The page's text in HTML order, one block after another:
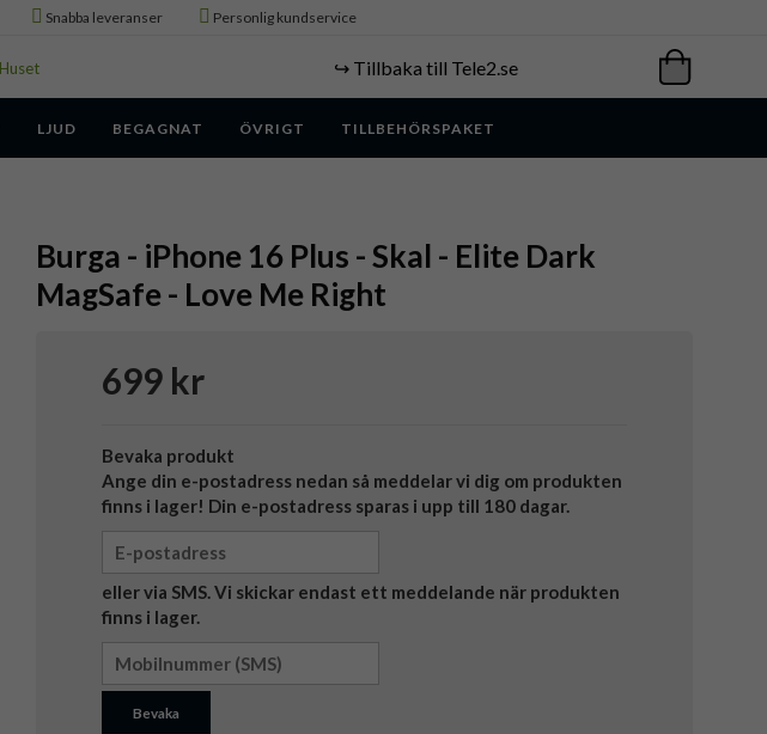
Snabba leveranser Personlig kundservice
↪️ Tillbaka till Tele2.se
LJUD BEGAGNAT ÖVRIGT TILLBEHÖRSPAKET
Burga - iPhone 16 Plus - Skal - Elite Dark
MagSafe - Love Me Right
699 kr
Bevaka produkt
Ange din e-postadress nedan så meddelar vi dig om produkten
finns i lager! Din e-postadress sparas i upp till 180 dagar.
eller via SMS. Vi skickar endast ett meddelande när produkten
finns i lager.
Bevaka